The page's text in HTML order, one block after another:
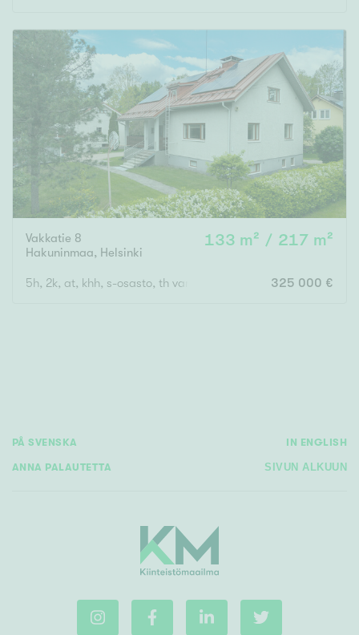
Välttävä
Ominaisuudet
Hissi
Järvi- tai merinäköala
Maalämpö
Oma ranta
Oma sauna
Parveke
Vakkatie 8
Hakuninmaa, Helsinki
133 m² / 217 m²
5h, 2k, at, khh, s-osasto, th varastot 325 000 €
PÅ SVENSKA IN ENGLISH
ANNA PALAUTETTA SIVUN ALKUUN